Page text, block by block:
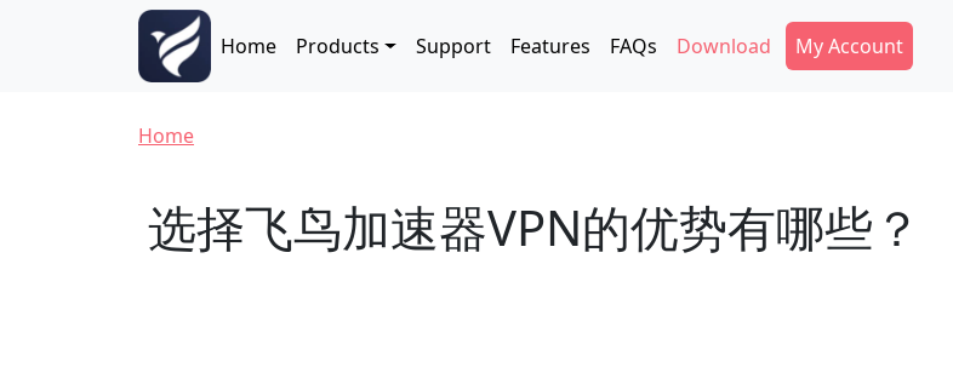
Skip to main content
Main navigation
Home Products Support Features FAQs Download Secondary Menu
My Account
Breadcrumb
Home
选择飞鸟加速器VPN的优势有哪些？